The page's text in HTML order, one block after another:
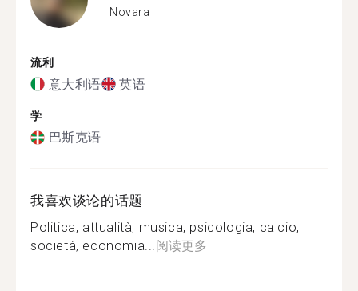
Novara
流利
意大利语 英语
学
巴斯克语
我喜欢谈论的话题
Politica, attualità, musica, psicologia, calcio,
società, economia...阅读更多